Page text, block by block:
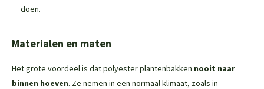
doen.
Materialen en maten
Het grote voordeel is dat polyester plantenbakken nooit naar
binnen hoeven. Ze nemen in een normaal klimaat, zoals in